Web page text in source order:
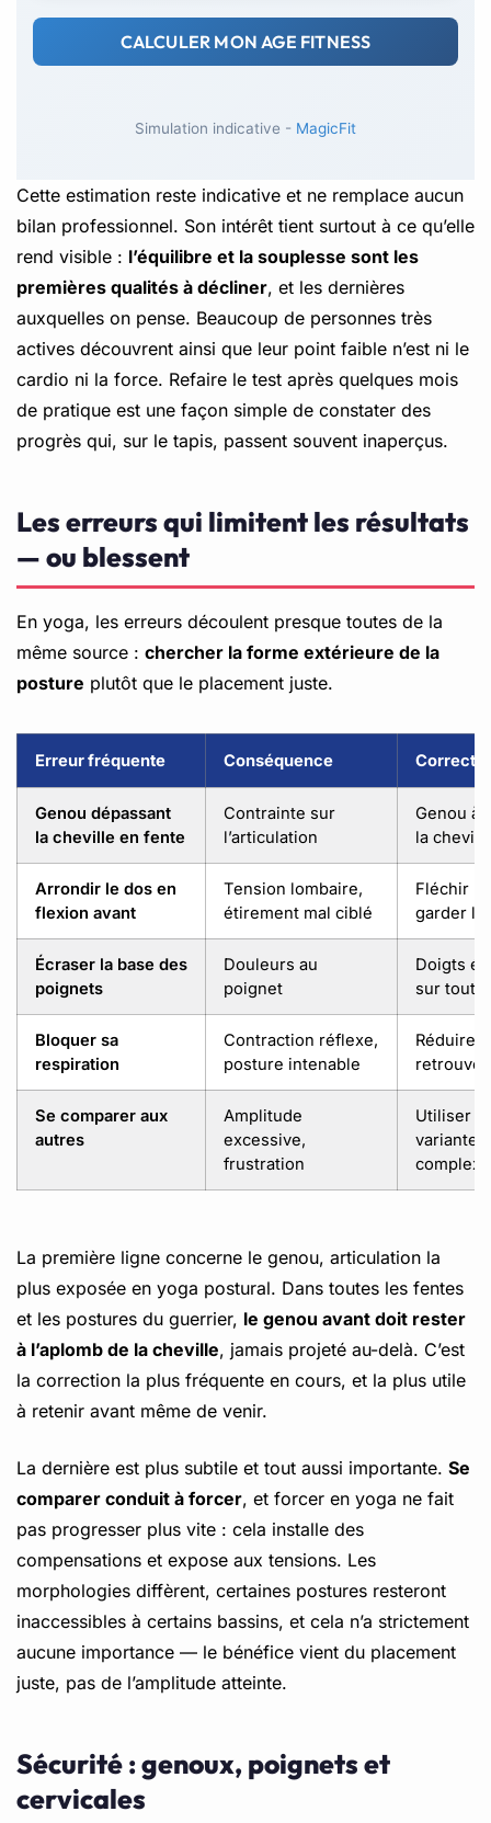
CALCULER MON AGE FITNESS
Simulation indicative - MagicFit
Cette estimation reste indicative et ne remplace aucun
bilan professionnel. Son intérêt tient surtout à ce qu’elle
rend visible : l’équilibre et la souplesse sont les
premières qualités à décliner, et les dernières
auxquelles on pense. Beaucoup de personnes très
actives découvrent ainsi que leur point faible n’est ni le
cardio ni la force. Refaire le test après quelques mois
de pratique est une façon simple de constater des
progrès qui, sur le tapis, passent souvent inaperçus.
Les erreurs qui limitent les résultats
— ou blessent
En yoga, les erreurs découlent presque toutes de la
même source : chercher la forme extérieure de la
posture plutôt que le placement juste.
Erreur fréquente Conséquence
Genou dépassant
la cheville en fente
Contrainte sur
l’articulation
Genou à
la
Arrondir le dos en
flexion avant
Tension lombaire,
étirement mal ciblé
Fléchir
garder le
Écraser la base des
poignets
Douleurs au
poignet
Doigts
sur toute
Bloquer sa
respiration
Contraction réflexe,
posture intenable
Réduire
Se comparer aux
autres
Amplitude
excessive,
frustration
Utiliser
variantes
complexe
La première ligne concerne le genou, articulation la
plus exposée en yoga postural. Dans toutes les fentes
et les postures du guerrier, le genou avant doit rester
à l’aplomb de la cheville, jamais projeté au-delà. C’est
la correction la plus fréquente en cours, et la plus utile
à retenir avant même de venir.
La dernière est plus subtile et tout aussi importante. Se
comparer conduit à forcer, et forcer en yoga ne fait
pas progresser plus vite : cela installe des
compensations et expose aux tensions. Les
morphologies diffèrent, certaines postures resteront
inaccessibles à certains bassins, et cela n’a strictement
aucune importance — le bénéfice vient du placement
juste, pas de l’amplitude atteinte.
Sécurité : genoux, poignets et
cervicales